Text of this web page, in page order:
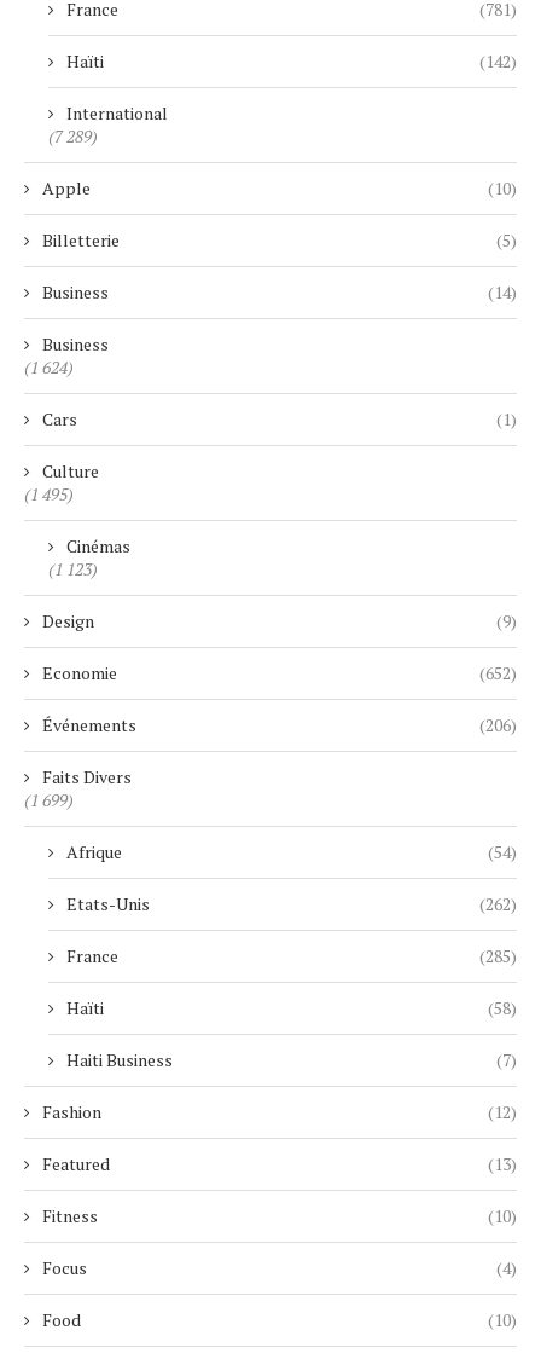
France (781)
Haïti (142)
International
(7 289)
Apple (10)
Billetterie (5)
Business (14)
Business
(1 624)
Cars (1)
Culture
(1 495)
Cinémas
(1 123)
Design (9)
Economie (652)
Événements (206)
Faits Divers
(1 699)
Afrique (54)
Etats-Unis (262)
France (285)
Haïti (58)
Haiti Business (7)
Fashion (12)
Featured (13)
Fitness (10)
Focus (4)
Food (10)